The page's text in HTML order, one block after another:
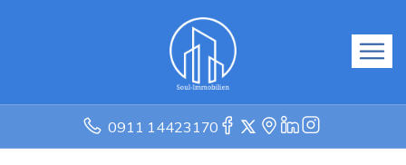
0911 14423170